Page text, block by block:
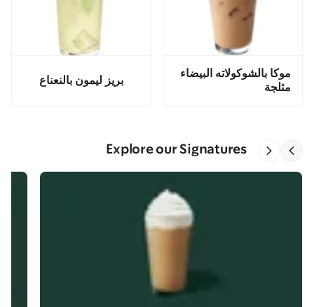
موكا بالشوكولاته البيضاء
مثلجة
بريز ليمون بالنعناع
Explore our Signatures